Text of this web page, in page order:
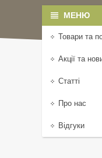
Товари та
Акції та
Статті
Про нас
Відгуки